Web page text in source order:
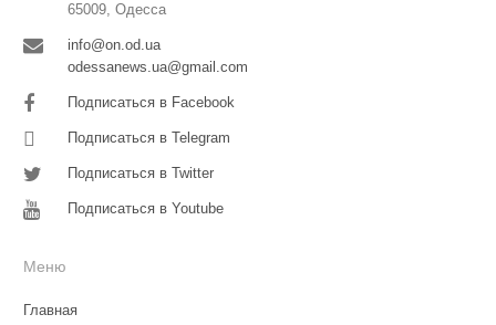
65009, Одесса
info@on.od.ua
odessanews.ua@gmail.com
Подписаться в Facebook
Подписаться в Telegram
Подписаться в Twitter
Подписаться в Youtube
Меню
Главная